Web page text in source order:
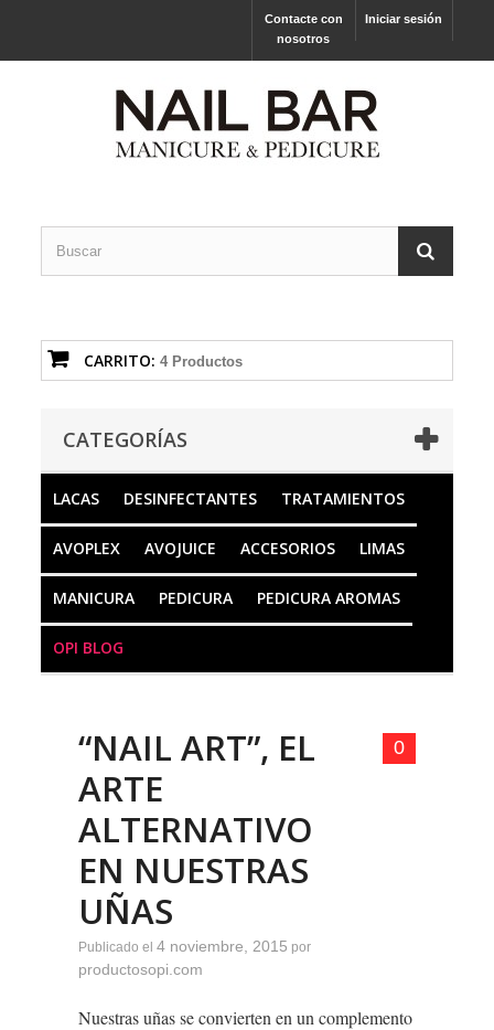
Iniciar sesión
Contacte con
nosotros
CARRITO: 4 Productos
CATEGORÍAS
LACAS DESINFECTANTES TRATAMIENTOS
AVOPLEX AVOJUICE ACCESORIOS LIMAS
MANICURA PEDICURA PEDICURA AROMAS
OPI BLOG
0
“NAIL ART”, EL
ARTE
ALTERNATIVO
EN NUESTRAS
UÑAS
Publicado el4 noviembre, 2015 por
productosopi.com
Nuestras uñas se convierten en un complemento